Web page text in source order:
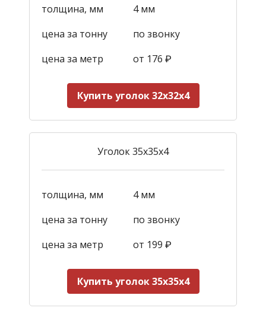
толщина, мм
4 мм
цена за тонну
по звонку
цена за метр
от 176 ₽
Купить уголок ​32х32х4
Уголок 35х35х4
толщина, мм
4 мм
цена за тонну
по звонку
цена за метр
от 199 ₽
Купить уголок ​35х35х4